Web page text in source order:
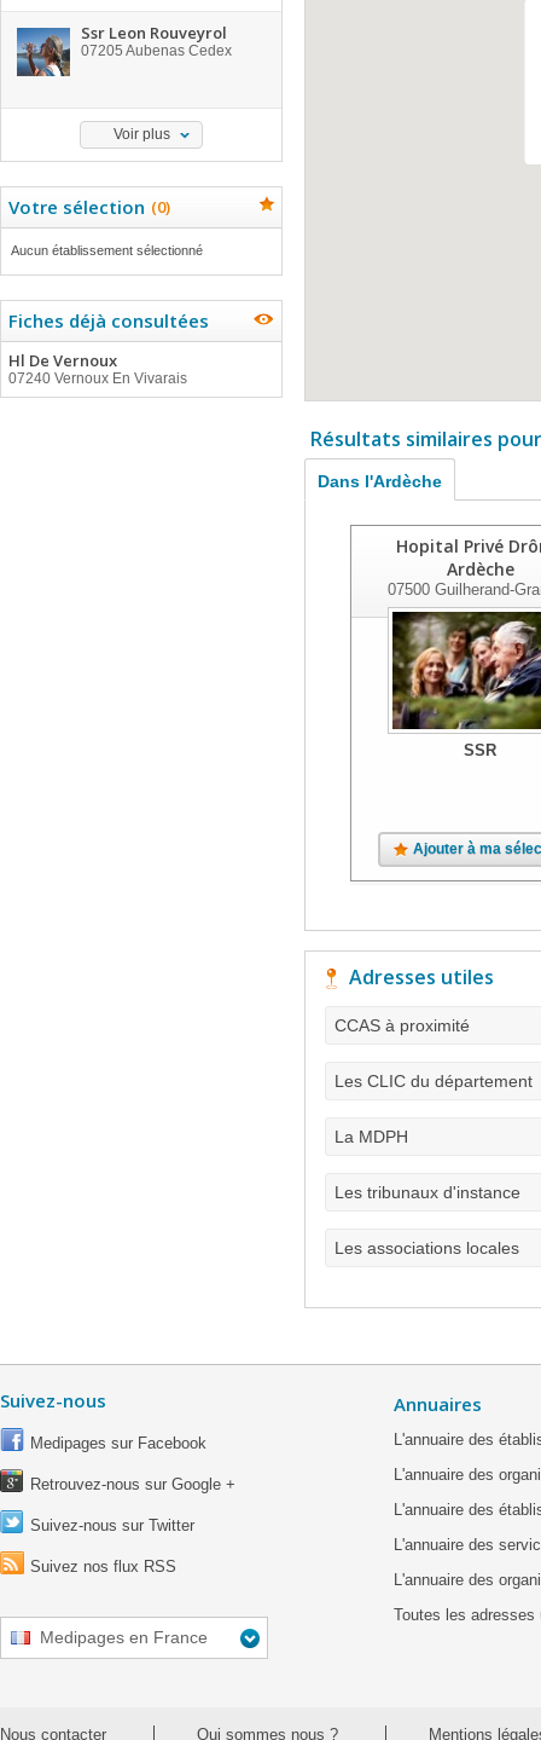
Ssr Leon Rouveyrol
07205 Aubenas Cedex
Voir plus
Votre sélection (0)
Aucun établissement sélectionné
Fiches déjà consultées
Hl De Vernoux
07240 Vernoux En Vivarais
Résultats similaires
Dans l'Ardèche
Hopital Privé
Ardèche
07500Guilherand-
SSR
Ajouter à ma
Adresses utiles
CCAS à proximité
Les CLIC du département
La MDPH
Les tribunaux d'instance
Les associations locales
Suivez-nous
Medipages sur Facebook
Retrouvez-nous sur Google +
Suivez-nous sur Twitter
Suivez nos flux RSS
Medipages en France
Annuaires
L'annuaire des
L'annuaire des
L'annuaire des
L'annuaire des
L'annuaire des
Toutes les adresses
Nous contacter Qui sommes nous ? Mentions